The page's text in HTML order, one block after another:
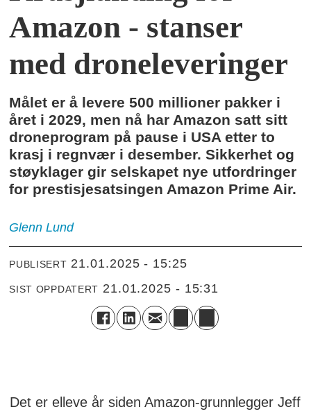
Amazon - stanser
med droneleveringer
Målet er å levere 500 millioner pakker i
året i 2029, men nå har Amazon satt sitt
droneprogram på pause i USA etter to
krasj i regnvær i desember. Sikkerhet og
støyklager gir selskapet nye utfordringer
for prestisjesatsingen Amazon Prime Air.
Glenn Lund
PUBLISERT 21.01.2025 - 15:25
SIST OPPDATERT 21.01.2025 - 15:31
Det er elleve år siden Amazon-grunnlegger Jeff